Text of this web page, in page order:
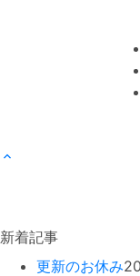
新着記事
更新のお休み